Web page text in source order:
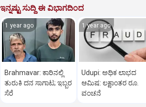
ಇನ್ನಷ್ಟು ಸುದ್ದಿ ಈ ವಿಭಾಗದಿಂದ
1 year ago
Brahmavar: ಕಾರಿನಲ್ಲಿ
ತುರುಕಿ ದನ ಸಾಗಾಟ; ಇಬ್ಬರ
ಸೆರೆ
1 year ago
Udupi: ಅಧಿಕ ಲಾಭದ
ಆಮಿಷ: ಲಕ್ಷಾಂತರ ರೂ.
ವಂಚನೆ